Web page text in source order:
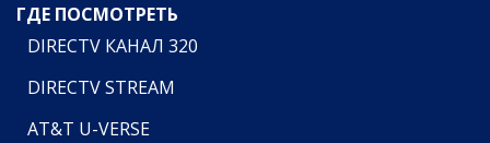
ГДЕ ПОСМОТРЕТЬ
DIRECTV КАНАЛ 320
DIRECTV STREAM
AT&T U-VERSE